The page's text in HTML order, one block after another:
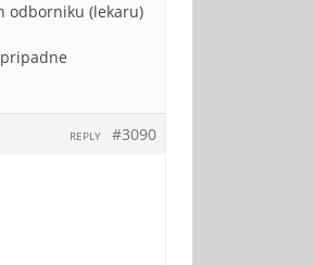
odborniku (lekaru)
#3090
REPLY